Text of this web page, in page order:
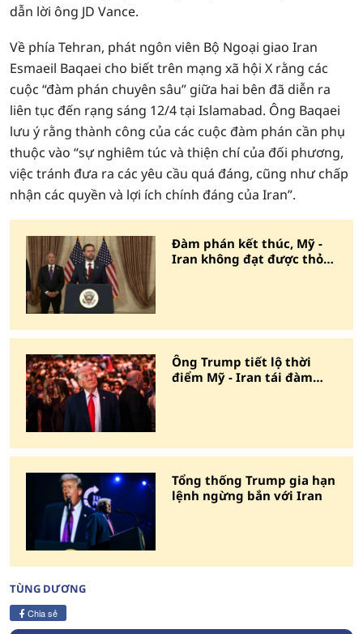
dẫn lời ông JD Vance.
Về phía Tehran, phát ngôn viên Bộ Ngoại giao Iran
Esmaeil Baqaei cho biết trên mạng xã hội X rằng các
cuộc “đàm phán chuyên sâu” giữa hai bên đã diễn ra
liên tục đến rạng sáng 12/4 tại Islamabad. Ông Baqaei
lưu ý rằng thành công của các cuộc đàm phán cần phụ
thuộc vào “sự nghiêm túc và thiện chí của đối phương,
việc tránh đưa ra các yêu cầu quá đáng, cũng như chấp
nhận các quyền và lợi ích chính đáng của Iran”.
Đàm phán kết thúc, Mỹ -
Iran không đạt được thỏa
Ông Trump tiết lộ thời
điểm Mỹ - Iran tái đàm
Tổng thống Trump gia hạn
lệnh ngừng bắn với Iran
TÙNG DƯƠNG
Chia sẻ